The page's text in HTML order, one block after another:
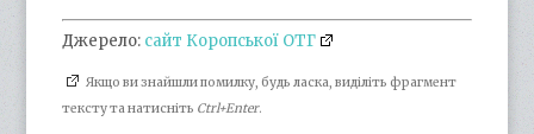
Джерело: сайт Коропської ОТГ
Якщо ви знайшли помилку, будь ласка, виділіть фрагмент
тексту та натисніть Ctrl+Enter.